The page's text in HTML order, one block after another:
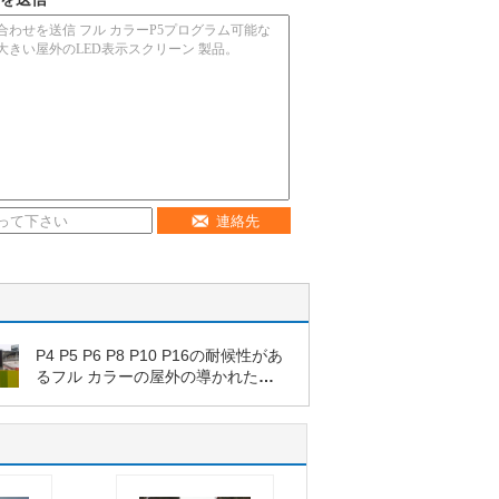
連絡先
P4 P5 P6 P8 P10 P16の耐候性があ
るフル カラーの屋外の導かれたビ